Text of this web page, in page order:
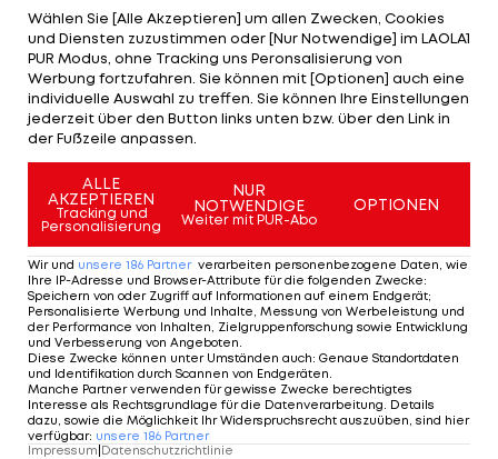
Brinkborg/Gunnarsson (SWE) klar mit 11:21, 16:21
geschlagen geben. Christof Dressler und Fabian
Kandolf unterliegen Sidorenko/Dyachenko (KAZ),
der Nummer 1 der Quali, mit 16:21, 16:21. Davor
verloren Petutschnig/Kunert gegen Horrem/Eithun
(NOR).
Mehr zum Thema
Wählen Sie [Alle Akzeptieren] um allen Zwecken, Cookies
und Diensten zuzustimmen oder [Nur Notwendige] im LAOLA1
PUR Modus, ohne Tracking uns Peronsalisierung von
Werbung fortzufahren. Sie können mit [Optionen] auch eine
individuelle Auswahl zu treffen. Sie können Ihre Einstellungen
jederzeit über den Button links unten bzw. über den Link in
der Fußzeile anpassen.
ALLE
AKZEPTIEREN
Tracking und
Personalisierung
NUR
NOTWENDIGE
Weiter mit PUR-Abo
OPTIONEN
Wir und unsere 186 Partner verarbeiten personenbezogene Daten, wie
Ihre IP-Adresse und Browser-Attribute für die folgenden Zwecke:
Speichern von oder Zugriff auf Informationen auf einem Endgerät;
Personalisierte Werbung und Inhalte, Messung von Werbeleistung und
der Performance von Inhalten, Zielgruppenforschung sowie Entwicklung
und Verbesserung von Angeboten.
Diese Zwecke können unter Umständen auch: Genaue Standortdaten
und Identifikation durch Scannen von Endgeräten.
Manche Partner verwenden für gewisse Zwecke berechtigtes
Interesse als Rechtsgrundlage für die Datenverarbeitung. Details
dazu, sowie die Möglichkeit Ihr Widerspruchsrecht auszuüben, sind hier
verfügbar: unsere 186 Partner
Impressum Datenschutzrichtlinie